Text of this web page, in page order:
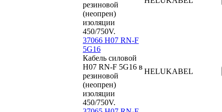
резиновой
(неопрен)
изоляции
450/750V.
37066 H07 RN-F
5G16
Кабель силовой
H07 RN-F 5G16 в
резиновой
(неопрен)
изоляции
450/750V.
HELUKABEL